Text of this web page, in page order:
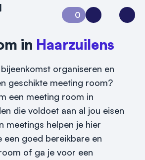
aan
0
Aanvraag 0Inloggen
in Haarzuilens
organiseren en
geschikte meeting room?
een meeting room in
die voldoet aan al jou eisen
meetings helpen je hier
een goed bereikbare en
of ga je voor een